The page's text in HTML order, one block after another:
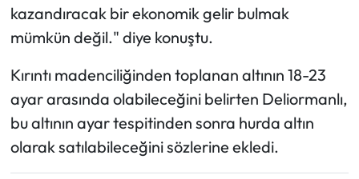
kazandıracak bir ekonomik gelir bulmak
mümkün değil." diye konuştu.
Kırıntı madenciliğinden toplanan altının 18-23
ayar arasında olabileceğini belirten Deliormanlı,
bu altının ayar tespitinden sonra hurda altın
olarak satılabileceğini sözlerine ekledi.